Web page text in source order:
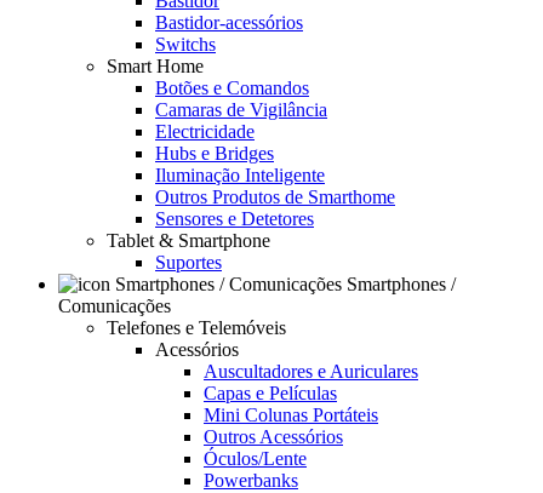
Bastidor-acessórios
Switchs
Smart Home
Botões e Comandos
Camaras de Vigilância
Electricidade
Hubs e Bridges
Iluminação Inteligente
Outros Produtos de Smarthome
Sensores e Detetores
Tablet & Smartphone
Suportes
Smartphones /
Comunicações
Telefones e Telemóveis
Acessórios
Auscultadores e Auriculares
Capas e Películas
Mini Colunas Portáteis
Outros Acessórios
Óculos/Lente
Powerbanks